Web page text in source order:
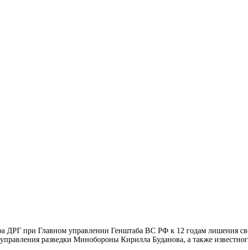
ДРГ при Главном управлении Генштаба ВС РФ к 12 годам лишения
разведки Минобороны Кирилла Буданова, а также